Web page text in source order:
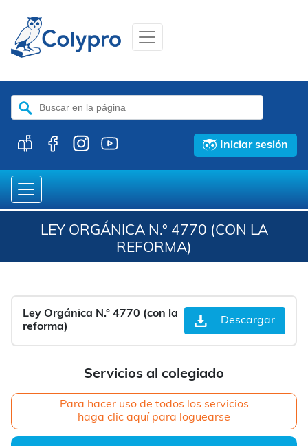
Buscar:
Iniciar sesión
LEY ORGÁNICA N.° 4770 (CON LA
REFORMA)
Servicios al colegiado
Para hacer uso de todos los servicios
haga clic aquí para loguearse
Ley Orgánica N.° 4770 (con la
reforma)
Descargar